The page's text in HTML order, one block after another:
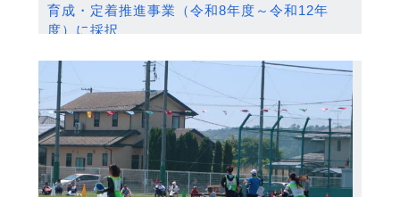
育成・定着推進事業（令和8年度～令和12年
度）に採択